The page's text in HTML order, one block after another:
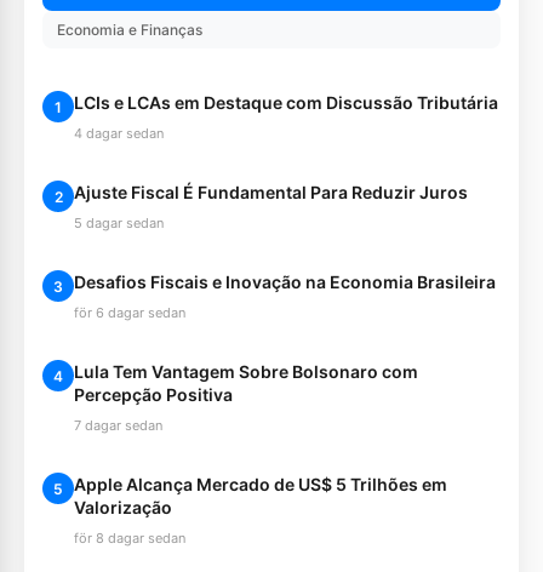
Economia e Finanças
1 LCIs e LCAs em Destaque com Discussão Tributária
4 dagar sedan
2 Ajuste Fiscal É Fundamental Para Reduzir Juros
5 dagar sedan
3 Desafios Fiscais e Inovação na Economia Brasileira
för 6 dagar sedan
4
Lula Tem Vantagem Sobre Bolsonaro com
Percepção Positiva
7 dagar sedan
5
Apple Alcança Mercado de US$ 5 Trilhões em
Valorização
för 8 dagar sedan